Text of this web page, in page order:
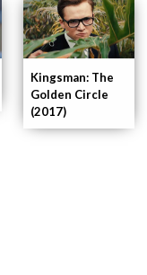
Kingsman: The
Golden Circle
(2017)